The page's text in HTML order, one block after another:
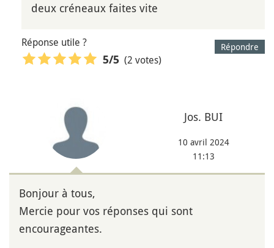
deux créneaux faites vite
Répondre
Réponse utile ?
5/5 (2 votes)
Jos. BUI
10 avril 2024
11:13
Bonjour à tous,
Mercie pour vos réponses qui sont
encourageantes.